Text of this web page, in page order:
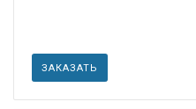
ЗАКАЗАТЬ